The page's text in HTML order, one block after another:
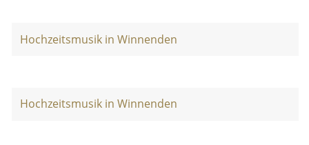
Hochzeitsmusik in Winnenden
Hochzeitsmusik in Winnenden